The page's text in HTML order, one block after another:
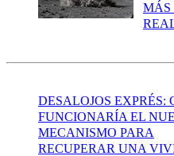
MÁS
DESALOJOS EXPRÉS:
FUNCIONARÍA EL
MECANISMO PARA
RECUPERAR UNA